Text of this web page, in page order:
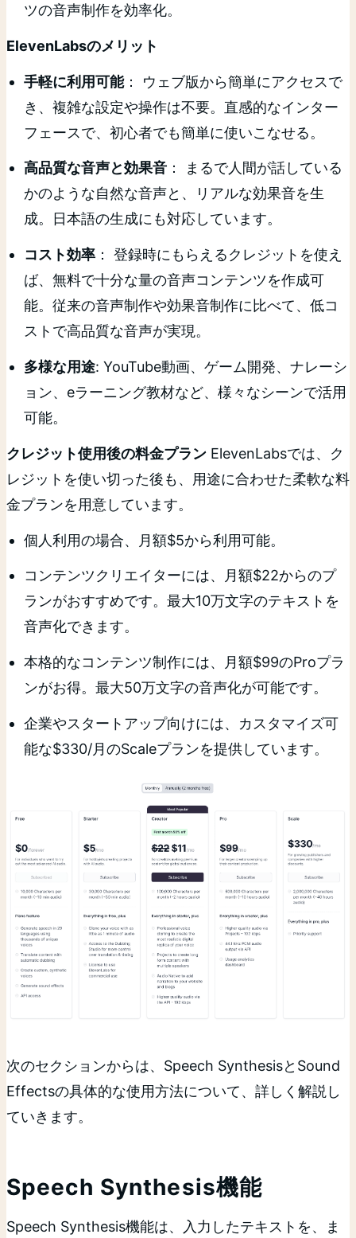
ツの音声制作を効率化。
ElevenLabsのメリット
手軽に利用可能： ウェブ版から簡単にアクセスで
き、複雑な設定や操作は不要。直感的なインター
フェースで、初心者でも簡単に使いこなせる。
高品質な音声と効果音 ： まるで人間が話している
かのような自然な音声と、リアルな効果音を生
成。日本語の生成にも対応しています。
コスト効率 ： 登録時にもらえるクレジットを使え
ば、無料で十分な量の音声コンテンツを作成可
能。従来の音声制作や効果音制作に比べて、低コ
ストで高品質な音声が実現。
多様な用途: YouTube動画、ゲーム開発、ナレーシ
ョン、eラーニング教材など、様々なシーンで活用
可能。
クレジット使用後の料金プラン ElevenLabsでは、ク
レジットを使い切った後も、用途に合わせた柔軟な料
金プランを用意しています。
個人利用の場合、月額$5から利用可能。
コンテンツクリエイターには、月額$22からのプ
ランがおすすめです。最大10万文字のテキストを
音声化できます。
本格的なコンテンツ制作には、月額$99のProプラ
ンがお得。最大50万文字の音声化が可能です。
企業やスタートアップ向けには、カスタマイズ可
能な$330/月のScaleプランを提供しています。
次のセクションからは、Speech SynthesisとSound
Effectsの具体的な使用方法について、詳しく解説し
ていきます。
Speech Synthesis機能
Speech Synthesis機能は、入力したテキストを、ま